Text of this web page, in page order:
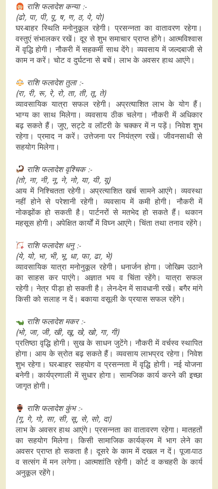
राशि फलादेश कन्या :-
(ढो, पा, पी, पू, ष, ण, ठ, पे, पो)
घर-बाहर स्थिति मनोनुकूल रहेगी। प्रसन्नता का वातावरण रहेगा।
वस्तुएं संभालकर रखें। दूर से शुभ समाचार प्राप्त होंगे। आत्मविश्वास
में वृद्धि होगी। नौकरी में सहकर्मी साथ देंगे। व्यवसाय में जल्दबाजी से
काम न करें। चोट व दुर्घटना से बचें। लाभ के अवसर हाथ आएंगे।
राशि फलादेश तुला :-
(रा, री, रू, रे, रो, ता, ती, तू, ते)
व्यावसायिक यात्रा सफल रहेगी। अप्रत्याशित लाभ के योग हैं।
भाग्य का साथ मिलेगा। व्यवसाय ठीक चलेगा। नौकरी में अधिकार
बढ़ सकते हैं। जुए, सट्टे व लॉटरी के चक्कर में न पड़ें। निवेश शुभ
रहेगा। प्रमाद न करें। उत्तेजना पर नियंत्रण रखें। जीवनसाथी से
सहयोग मिलेगा।
राशि फलादेश वृश्चिक :-
(तो, ना, नी, नू, ने, नो, या, यी, यू)
आय में निश्चितता रहेगी। अप्रत्याशित खर्च सामने आएंगे। व्यवस्था
नहीं होने से परेशानी रहेगी। व्यवसाय में कमी होगी। नौकरी में
नोकझोंक हो सकती है। पार्टनरों से मतभेद हो सकते हैं। थकान
महसूस होगी। अपेक्षित कार्यों में विघ्न आएंगे। चिंता तथा तनाव रहेंगे।
राशि फलादेश धनु :-
(ये, यो, भा, भी, भू, धा, फा, ढा, भे)
व्यावसायिक यात्रा मनोनुकूल रहेगी। धनार्जन होगा। जोखिम उठाने
का साहस कर पाएंगे। अज्ञात भय व चिंता रहेंगे। यात्रा सफल
रहेगी। नेत्र पीड़ा हो सकती है। लेन-देन में सावधानी रखें। बगैर मांगे
किसी को सलाह न दें। बकाया वसूली के प्रयास सफल रहेंगे।
राशि फलादेश मकर :-
(भो, जा, जी, खी, खू, खे, खो, गा, गी)
प्रतिष्ठा वृद्धि होगी। सुख के साधन जुटेंगे। नौकरी में वर्चस्व स्थापित
होगा। आय के स्रोत बढ़ सकते हैं। व्यवसाय लाभप्रद रहेगा। निवेश
शुभ रहेगा। घर-बाहर सहयोग व प्रसन्नता में वृद्धि होगी। नई योजना
बनेगी। कार्यप्रणाली में सुधार होगा। सामजिक कार्य करने की इच्छा
जागृत होगी।
राशि फलादेश कुंभ :-
(गू, गे, गो, सा, सी, सू, से, सो, दा)
लाभ के अवसर हाथ आएंगे। प्रसन्नता का वातावरण रहेगा। मातहतों
का सहयोग मिलेगा। किसी सामाजिक कार्यक्रम में भाग लेने का
अवसर प्राप्त हो सकता है। दूसरे के काम में दखल न दें। पूजा-पाठ
व सत्संग में मन लगेगा। आत्मशांति रहेगी। कोर्ट व कचहरी के कार्य
अनुकूल रहेंगे।